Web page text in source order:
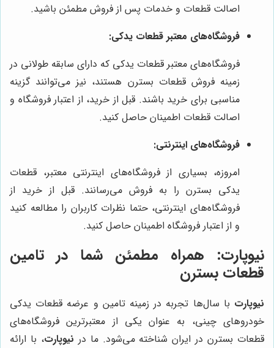
اصالت قطعات و خدمات پس از فروش مطمئن باشید.
فروشگاه‌های معتبر قطعات یدکی:
فروشگاه‌های معتبر قطعات یدکی که دارای سابقه طولانی در
زمینه فروش قطعات بسترن هستند، نیز می‌توانند گزینه
مناسبی برای خرید باشند. قبل از خرید، از اعتبار فروشگاه و
اصالت قطعات اطمینان حاصل کنید.
فروشگاه‌های اینترنتی:
امروزه، بسیاری از فروشگاه‌های اینترنتی معتبر، قطعات
یدکی بسترن را به فروش می‌رسانند. قبل از خرید از
فروشگاه‌های اینترنتی، حتما نظرات کاربران را مطالعه کنید
و از اعتبار فروشگاه اطمینان حاصل کنید.
نیوپارت: همراه مطمئن شما در تامین
قطعات بسترن
نیوپارت با سال‌ها تجربه در زمینه تامین و عرضه قطعات یدکی
خودروهای چینی، به عنوان یکی از معتبرترین فروشگاه‌های
قطعات بسترن در ایران شناخته می‌شود. ما در نیوپارت، با ارائه